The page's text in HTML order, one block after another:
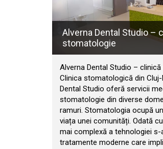
Alverna Dental Studio –
stomatologie
Alverna Dental Studio –
Clinica stomatologică din
Dental Studio oferă servicii
stomatologie din diverse
ramuri. Stomatologia ocupă
viața unei comunități. Odată
mai complexă a tehnologiei
tratamente moderne care